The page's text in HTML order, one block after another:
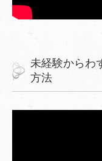
未経験からわ
方法